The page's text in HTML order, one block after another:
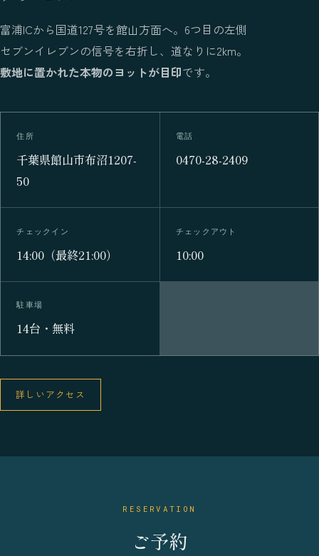
富浦ICから国道127号を館山方面へ。6つ目の左側
セブンイレブンの信号を右折し、道なりに2km。
敷地に置かれた本物のヨットが目印です。
住所
千葉県館山市布沼1207-
50
電話
0470-28-2409
チェックイン
14:00（最終21:00）
チェックアウト
10:00
駐車場
14台・無料
詳しいアクセス
RESERVATION
ご予約